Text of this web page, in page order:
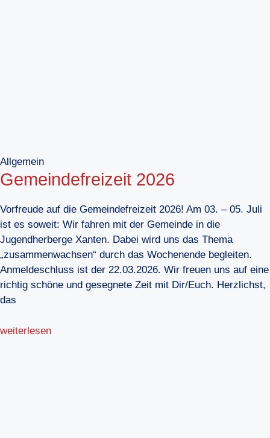
Allgemein
Gemeindefreizeit 2026
Vorfreude auf die Gemeindefreizeit 2026! Am 03. – 05. Juli
ist es soweit: Wir fahren mit der Gemeinde in die
Jugendherberge Xanten. Dabei wird uns das Thema
„zusammenwachsen“ durch das Wochenende begleiten.
Anmeldeschluss ist der 22.03.2026. Wir freuen uns auf eine
richtig schöne und gesegnete Zeit mit Dir/Euch. Herzlichst,
das
weiterlesen